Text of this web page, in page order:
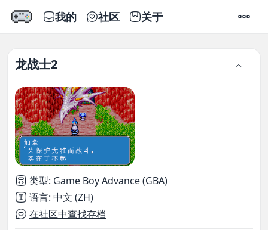
我的 社区 关于 设置
龙战士2
类型: Game Boy Advance (GBA)
语言: 中文 (ZH)
在社区中查找存档